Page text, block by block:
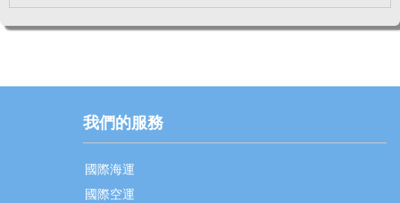
我們的服務
國際海運
國際空運